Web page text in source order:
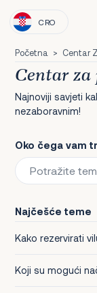
CRO
Početna > Centar
Centar za
Najnoviji savjeti
nezaboravnim!
Oko čega vam
Najčešće teme
Kako rezervirati
Koji su mogući